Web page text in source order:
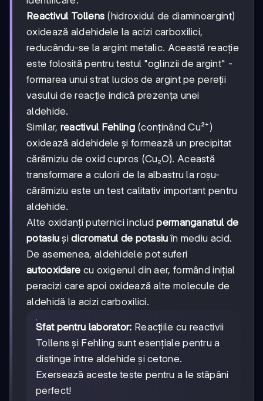
Reactivul Tollens (hidroxidul de diaminoargint)
oxidează aldehidele la acizi carboxilici,
reducându-se la argint metalic. Această reacție
este folosită pentru testul "oglinzii de argint" -
formarea unui strat lucios de argint pe pereții
vasului de reacție indică prezența unei
aldehide.
Similar, reactivul Fehling(conținând Cu²⁺)
oxidează aldehidele și formează un precipitat
cărămiziu de oxid cupros (Cu₂O). Această
transformare a culorii de la albastru la roșu-
cărămiziu este un test calitativ important pentru
aldehide.
Alte oxidanți puternici includpermanganatul de
potasiu șidicromatul de potasiu în mediu acid.
De asemenea, aldehidele pot suferi
autooxidare cu oxigenul din aer, formând inițial
peracizi care apoi oxidează alte molecule de
aldehidă la acizi carboxilici.
Sfat pentru laborator: Reacțiile cu reactivii
Tollens și Fehling sunt esențiale pentru a
distinge între aldehide și cetone.
Exersează aceste teste pentru a le stăpâni
perfect!